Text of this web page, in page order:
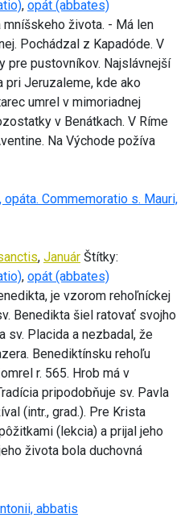
, opát (abbates)
života. - Má len
Pochádzal z Kapadóde. V
pre pustovníkov. Najslávnejší
pri Jeruzaleme, kde ako
umrel v mimoriadnej
v Benátkach. V Ríme
Na Východe požíva
opáta. Commemoratio s. Mauri,
, Január Štítky:
, opát (abbates)
je vzorom rehoľníckej
Benedikta šiel ratovať svojho
sv. Placida a nezbadal, že
Benediktínsku rehoľu
r. 565. Hrob má v
pripodobňuje sv. Pavla
(intr., grad.). Pre Krista
(lekcia) a prijal jeho
života bola duchovná
abbatis